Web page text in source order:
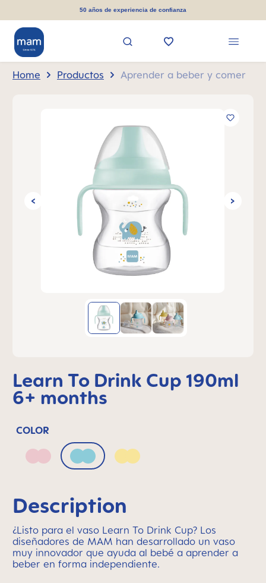
50 años de experiencia de confianza
Home Productos Aprender a beber y comer
Learn To Drink Cup 190ml
6+ months
COLOR
Blush Sage Sunlight
Description
¿Listo para el vaso Learn To Drink Cup? Los
diseñadores de MAM han desarrollado un vaso
muy innovador que ayuda al bebé a aprender a
beber en forma independiente.